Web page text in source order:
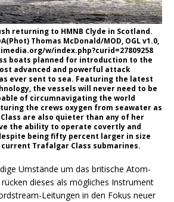
returning to HMNB Clyde in Scotland.
Thomas McDonald/MOD, OGL v1.0,
w/index.php?curid=27809258
boats planned for introduction to the
advanced and powerful attack
ever sent to sea. Featuring the latest
the vessels will never need to be
of circumnavigating the world
the crews oxygen from seawater as
are also quieter than any of her
the ability to operate covertly and
being fifty percent larger in size
current Trafalgar Class submarines.
Umstände um das britische Atom-
dieses als mögliches Instrument
Leitungen in den Fokus neuer